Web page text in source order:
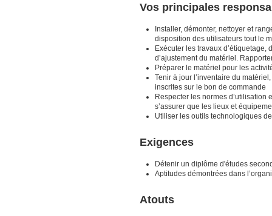
Vos principales
Installer, démonter, nettoyer et
disposition des utilisateurs tout le
Exécuter les travaux d’étiquetage,
d’ajustement du matériel.
Préparer le matériel pour les
Tenir à jour l’inventaire du
inscrites sur le bon de commande
Respecter les normes
s’assurer que les lieux et
Utiliser les outils technologiques
Exigences
Détenir un diplôme d'études
Aptitudes démontrées dans
Atouts